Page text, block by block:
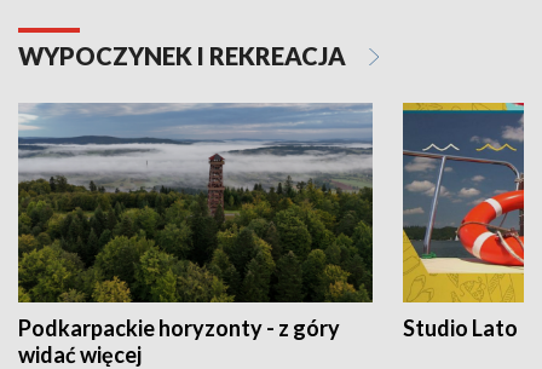
WYPOCZYNEK I REKREACJA
Podkarpackie horyzonty - z góry
widać więcej
Studio Lato